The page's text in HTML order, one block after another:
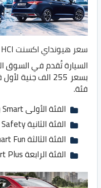
سعر هيونداي اكسنت HCI فيس ليفت 2021
السيارة تُقدم في السوق
فئة.
الفئة الأولى Smart بسعر 255 الف جنية
الفئة الثانية Smart Safety بسعر 275 الف جنية
الفئة الثالثة Smart Fun بسعر 275 الف جنية
الفئة الرابعة Smart Plus بسعر 295 الف جنية